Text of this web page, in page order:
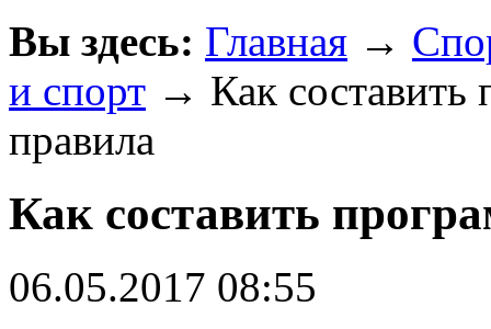
Вы здесь: Главная →
и спорт → Как составить
правила
Как составить
06.05.2017 08:55